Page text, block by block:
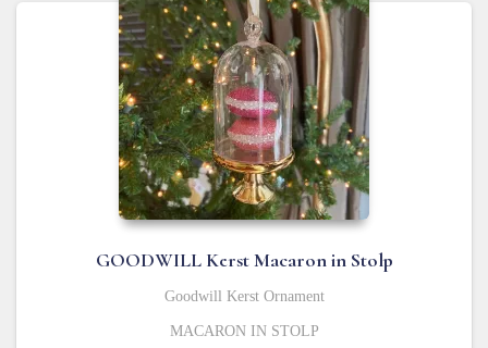
GOODWILL Kerst Macaron in Stolp
Goodwill Kerst Ornament
MACARON IN STOLP